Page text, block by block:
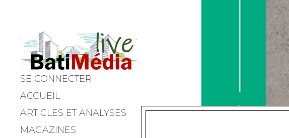
Batimedialive
SE CONNECTER
ACCUEIL
ARTICLES ET ANALYSES
MAGAZINES